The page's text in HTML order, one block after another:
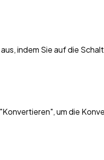
indem Sie auf die
um die